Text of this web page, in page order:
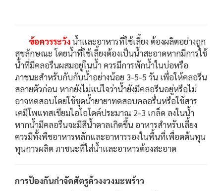
ข้อควรระวังน้ำและอาหารที่ใช้เลี้ยง ต้องผลิตอย่างถูก
สุขลักษณะ โดยน้ำที่ใช้เลี้ยงต้องเป็นน้ำสะอาดหากมีการใช้
น้ำที่มีคลอรืนผสมอยู่ในน้ำ ควรมีการพักน้ำในบ่อหรือ
ภาชนะสำหรับกับกับน้ำอย่างน้อย 3-5-5 วัน เพื่อให้คลอรีน
สลายตัวก่อน หากยังไม่แน่ใจว่าน้ำยังมีคลอรีนอยู่หรือไม่
อาจทดสอบโดยใช้ชุดน้ำยายาทดสอบคลอรื่นหรือใช้สาร
เคมีโพแทสเขียมไอโอโดค์ประมาณ 2-3 เกล็ด ลงในน้ำ
หากน้ำมีคลอรืนจะมีสีน้ำตาลเกิดขึ้น อาหารสำหรับเลี้ยง
ควรมีทั้งพืชอาหารหลักและอาหารรองในพื้นที่เพื่อดต้นทุน
ทุนการผลิต ภาชนะที่ใส่น้ำและอาหารต้องสะอาด
การป้องกันกำจัดศัตรูด้วงงวงมะพร้าว